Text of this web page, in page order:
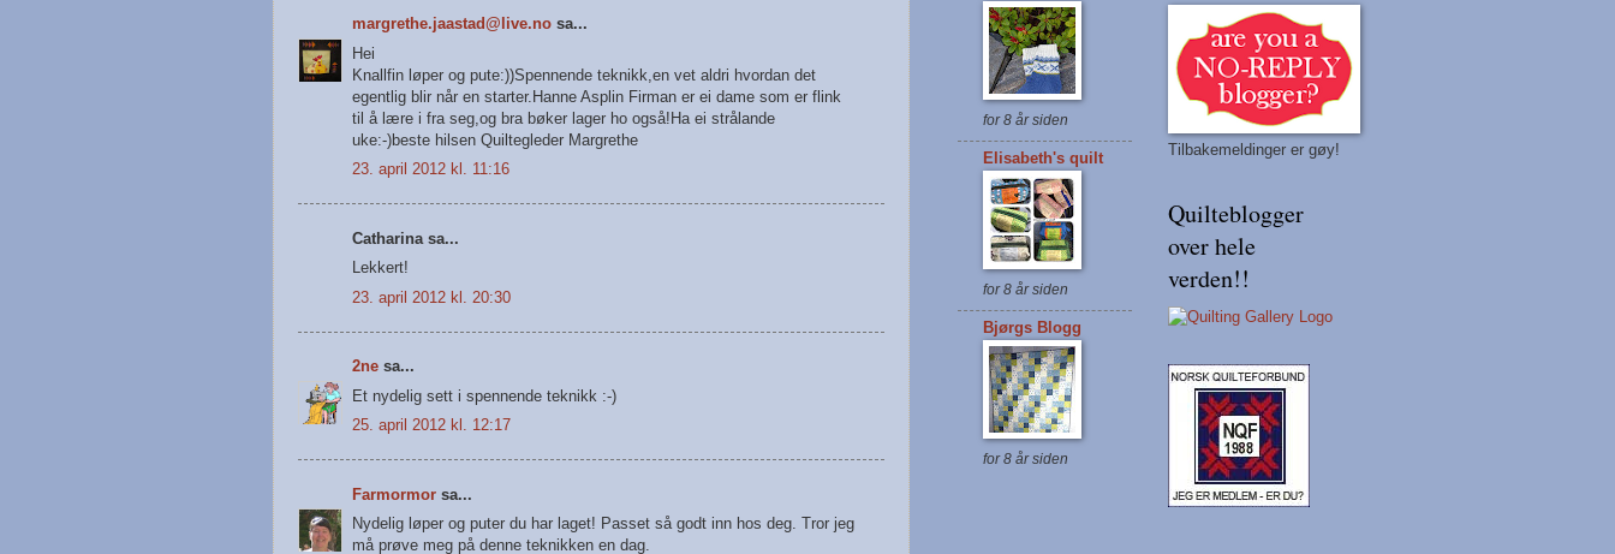
margrethe.jaastad@live.no sa...
Hei
Knallfin løper og pute:))Spennende teknikk,en vet aldri hvordan det
egentlig blir når en starter.Hanne Asplin Firman er ei dame som er flink
til å lære i fra seg,og bra bøker lager ho også!Ha ei strålande
uke:-)beste hilsen Quiltegleder Margrethe
23. april 2012 kl. 11:16
Catharina sa...
Lekkert!
23. april 2012 kl. 20:30
2ne sa...
Et nydelig sett i spennende teknikk :-)
25. april 2012 kl. 12:17
Farmormor sa...
Nydelig løper og puter du har laget! Passet så godt inn hos deg. Tror jeg
må prøve meg på denne teknikken en dag.
for 8 år siden
Elisabeth's quilt
for 8 år siden
Bjørgs Blogg
for 8 år siden
Tilbakemeldinger er gøy!
Quilteblogger
over hele
verden!!